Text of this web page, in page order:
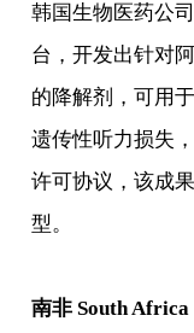
韩国生物医药公
台，开发出针对
的降解剂，可用
遗传性听力损失
许可协议，该成
型。
南非 South Africa